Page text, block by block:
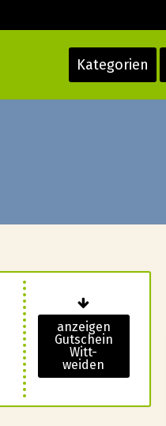
Kategorien
anzeigen
Gutschein
Witt-
weiden